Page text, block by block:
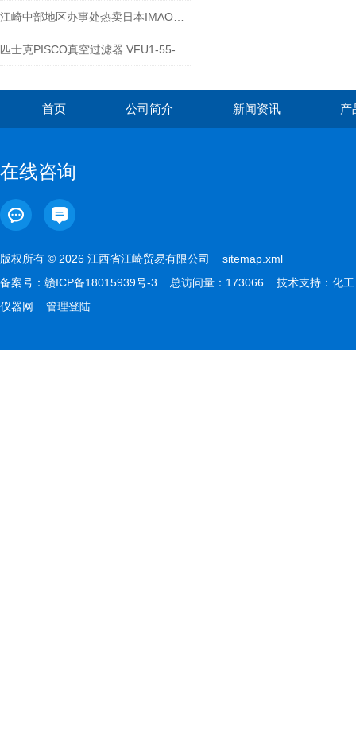
首页 公司简介 新闻资讯 产
在线咨询
版权所有 © 2026 江西省江崎贸易有限公司 sitemap.xml
备案号： 赣ICP备18015939号-3 总访问量：173066 技术支持： 化工
仪器网
管理登陆